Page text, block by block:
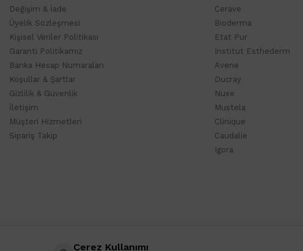
Değişim & İade
Üyelik Sözleşmesi
Kişisel Veriler Politikası
Garanti Politikamız
Banka Hesap Numaraları
Koşullar & Şartlar
Gizlilik & Güvenlik
İletişim
Müşteri Hizmetleri
Sipariş Takip
Cerave
Bioderma
Etat Pur
Institut Esthederm
Avene
Ducray
Nuxe
Mustela
Clinique
Caudalie
Igora
Çerez Kullanımı